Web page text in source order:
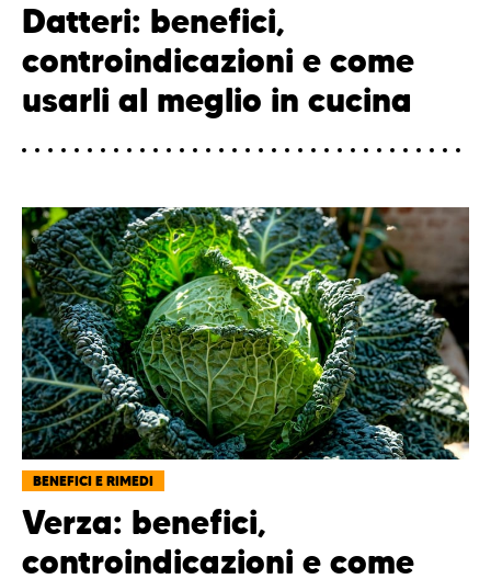
Datteri: benefici,
controindicazioni e come
usarli al meglio in cucina
BENEFICI E RIMEDI
Verza: benefici,
controindicazioni e come